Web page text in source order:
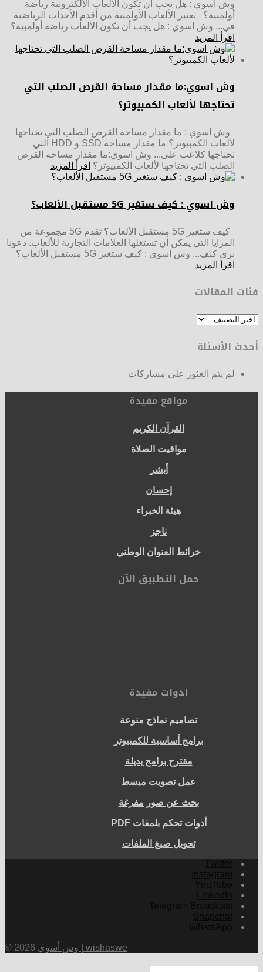
وش اسوي : هل يجب أن تكون الألعاب الألكترونية رياضة
أولمبية؟ تعتبر الألعاب الأولمبية من أقدم الأحداث الرياضية
في... وش اسوي : هل يجب أن تكون الألعاب رياضة أولمبية؟
اقرأ المزيد
وش اسوي:ما مقدار مساحة القرص الصلب التي
تحتاجها لألعاب الكمبيوتر؟
وش اسوي : ما مقدار مساحة القرص الصلب التي تحتاجها
لألعاب الكمبيوتر؟ ما مقدار مساحة SSD و HDD التي
تحتاجها كلاعب على... وش اسوي:ما مقدار مساحة القرص
الصلب التي تحتاجها لألعاب الكمبيوتر؟ اقرأ المزيد
وش اسوي : كيف ستغير 5G مستقبل الألعاب؟
كيف ستغير 5G مستقبل الألعاب؟ تقدم 5G مجموعة من
المزايا التي يمكن أن تستغلها العلامات التجارية للألعاب. دعونا
نرى كيف... وش اسوي : كيف ستغير 5G مستقبل الألعاب؟
اقرأ المزيد
فئات المقالات
فئات
أحدث الأسئلة
لم يتم العثور على مشاركات
مواقع مفيدة
القرآن الكريم
مواقيت الصلاة
أبشر
إحسان
هيئة الخبراء
ناجز
خرائط العنوان الوطني
حمل التطبيق الآن
ادوات مفيدة
تصاميم نماذج منوعة
برامج أساسية للكمبيوتر
مقترح برامج بديلة
عمل تصويت مبسط
بحث عن صور مفرغة
أدوات تحكم بلمفات PDF
تحويل صيغ الملفات
© 2026 وش أسوي | wishaswe